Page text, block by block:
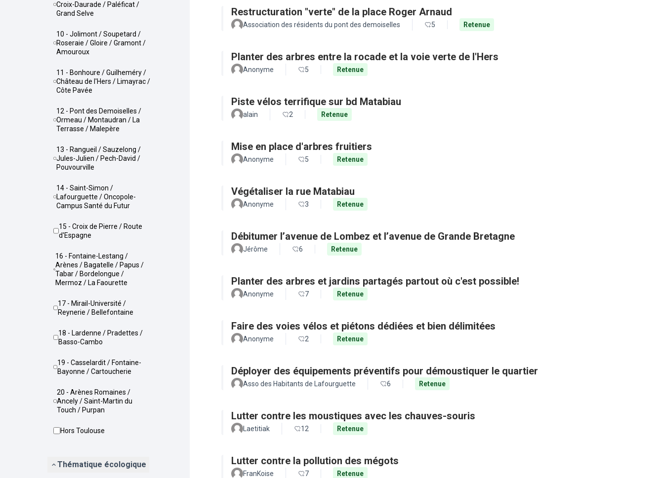
Croix-Daurade / Paléficat /
Grand Selve
10 - Jolimont / Soupetard /
Roseraie / Gloire / Gramont /
Amouroux
11 - Bonhoure / Guilheméry /
Château de l'Hers / Limayrac /
Côte Pavée
12 - Pont des Demoiselles /
Ormeau / Montaudran / La
Terrasse / Malepère
13 - Rangueil / Sauzelong /
Jules-Julien / Pech-David /
Pouvourville
14 - Saint-Simon /
Lafourguette / Oncopole-
Campus Santé du Futur
15 - Croix de Pierre / Route
d'Espagne
16 - Fontaine-Lestang /
Arènes / Bagatelle / Papus /
Tabar / Bordelongue /
Mermoz / La Faourette
17 - Mirail-Université /
Reynerie / Bellefontaine
18 - Lardenne / Pradettes /
Basso-Cambo
19 - Casselardit / Fontaine-
Bayonne / Cartoucherie
20 - Arènes Romaines /
Ancely / Saint-Martin du
Touch / Purpan
Hors Toulouse
Thématique écologique
Restructuration "verte" de la place Roger Arnaud
Association des résidents du pont des demoiselles 5 Retenue
Planter des arbres entre la rocade et la voie verte de l'Hers
Anonyme 5 Retenue
Piste vélos terrifique sur bd Matabiau
alain 2 Retenue
Mise en place d'arbres fruitiers
Anonyme 5 Retenue
Végétaliser la rue Matabiau
Anonyme 3 Retenue
Débitumer l’avenue de Lombez et l’avenue de Grande Bretagne
Jérôme 6 Retenue
Planter des arbres et jardins partagés partout où c'est possible!
Anonyme 7 Retenue
Faire des voies vélos et piétons dédiées et bien délimitées
Anonyme 2 Retenue
Déployer des équipements préventifs pour démoustiquer le quartier
Asso des Habitants de Lafourguette 6 Retenue
Lutter contre les moustiques avec les chauves-souris
Laetitiak 12 Retenue
Lutter contre la pollution des mégots
FranKoise 7 Retenue